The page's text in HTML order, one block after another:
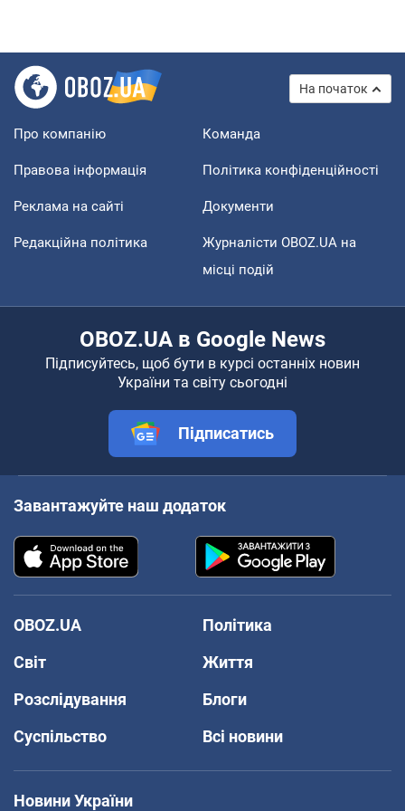
На початок
Про компанію Команда
Правова інформація Політика конфіденційності
Реклама на сайті Документи
Редакційна політика
Журналісти OBOZ.UA на
місці подій
OBOZ.UA в Google News
Підписуйтесь, щоб бути в курсі останніх новин
України та світу сьогодні
Підписатись
Завантажуйте наш додаток
OBOZ.UA
Політика
Світ
Життя
Розслідування
Блоги
Суспільство
Всі новини
Новини України